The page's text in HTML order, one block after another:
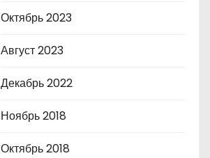
Октябрь 2023
Август 2023
Декабрь 2022
Ноябрь 2018
Октябрь 2018